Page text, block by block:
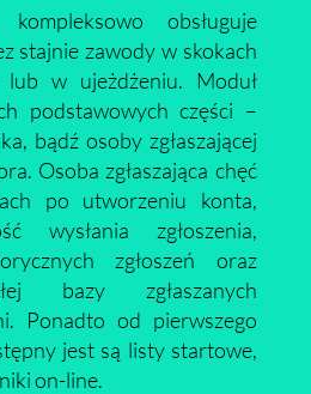
obsługuje
stajnie zawody w skokach
lub w ujeżdżeniu. Moduł
podstawowych części –
bądź osoby zgłaszającej
Osoba zgłaszająca chęć
po utworzeniu konta,
wysłania zgłoszenia,
zgłoszeń oraz
bazy zgłaszanych
Ponadto od pierwszego
jest są listy startowe,
on-line.